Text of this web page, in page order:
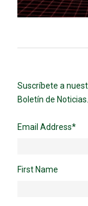
Suscríbete a
Boletín de Noticias.
Email Address*
First Name